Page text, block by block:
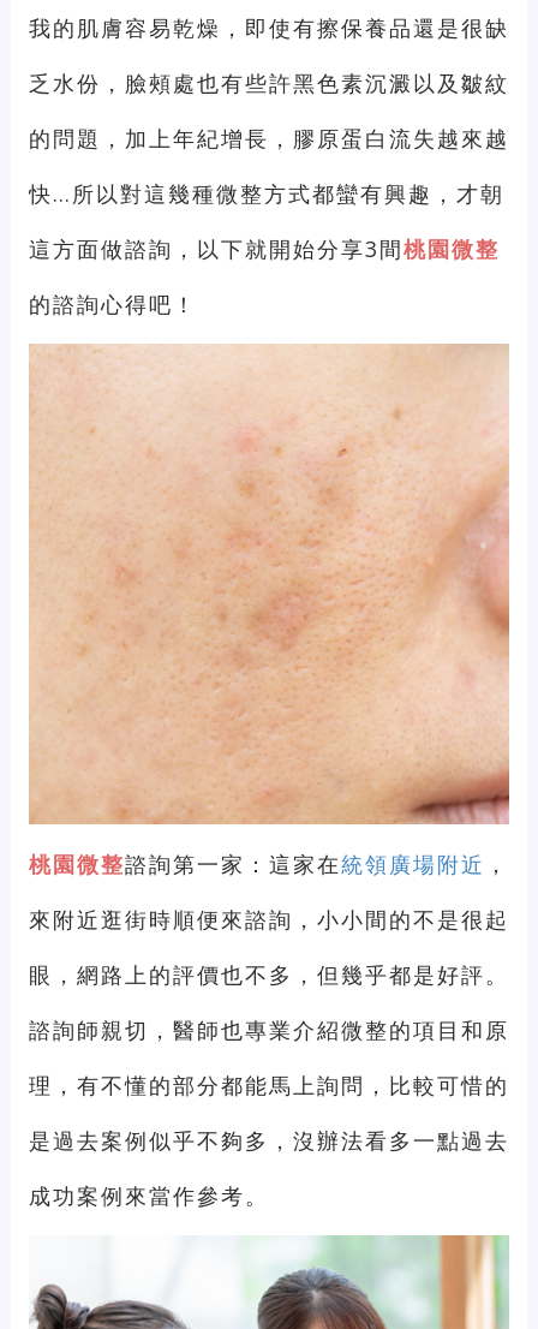
我的肌膚容易乾燥，即使有擦保養品還是很缺
乏水份，臉頰處也有些許黑色素沉澱以及皺紋
的問題，加上年紀增長，膠原蛋白流失越來越
快…所以對這幾種微整方式都蠻有興趣，才朝
這方面做諮詢，以下就開始分享3間桃園微整
的諮詢心得吧！
桃園微整諮詢第一家：這家在統領廣場附近 ，
來附近逛街時順便來諮詢，小小間的不是很起
眼，網路上的評價也不多，但幾乎都是好評。
諮詢師親切，醫師也專業介紹微整的項目和原
理，有不懂的部分都能馬上詢問，比較可惜的
是過去案例似乎不夠多，沒辦法看多一點過去
成功案例來當作參考。